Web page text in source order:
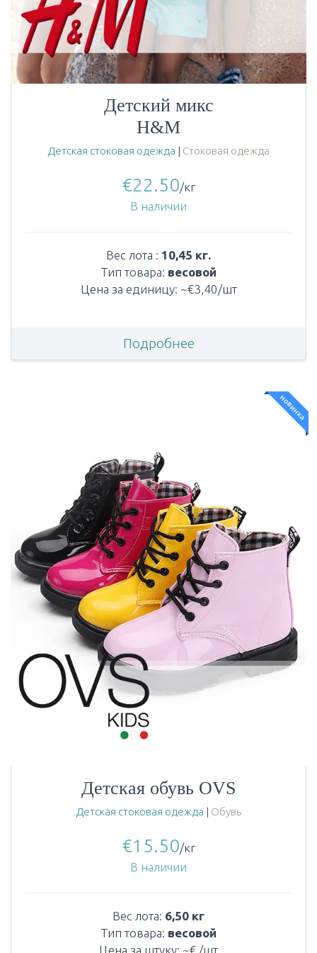
Детский микс
H&M
Детская стоковая одежда | Стоковая одежда
€22.50/кг
В наличии
Вес лота : 10,45 кг.
Тип товара: весовой
Цена за единицу: ~€3,40/шт
Подробнее
новинка
Детская обувь OVS
Детская стоковая одежда | Обувь
€15.50/кг
В наличии
Вес лота: 6,50 кг
Тип товара: весовой
Цена за штуку: ~€ /шт